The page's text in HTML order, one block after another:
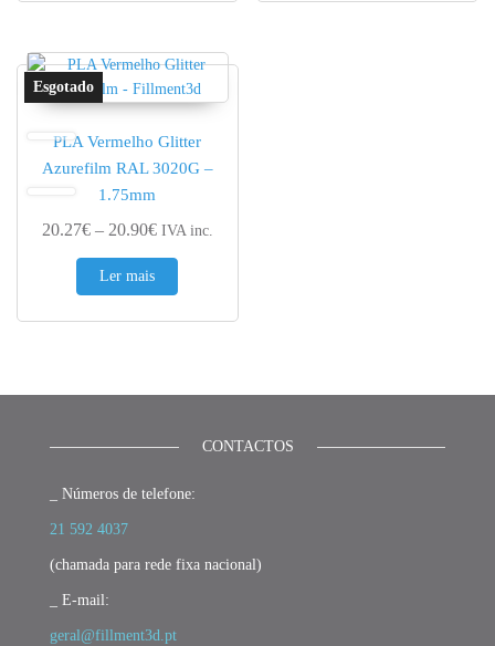
PLA Vermelho Glitter
Azurefilm RAL 3020G –
1.75mm
20.27€ – 20.90€Price range: 20.27€ through 20.90€
IVA inc.
Ler mais
CONTACTOS
_ Números de telefone:
21 592 4037
(chamada para rede fixa nacional)
_ E-mail:
geral@fillment3d.pt